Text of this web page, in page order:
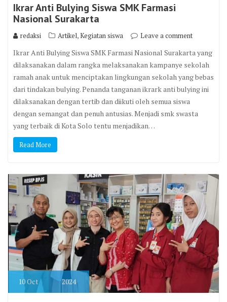
Ikrar Anti Bulying Siswa SMK Farmasi
Nasional Surakarta
redaksi Artikel,Kegiatan siswa Leave a comment
Ikrar Anti Bulying Siswa SMK Farmasi Nasional Surakarta yang
dilaksanakan dalam rangka melaksanakan kampanye sekolah
ramah anak untuk menciptakan lingkungan sekolah yang bebas
dari tindakan bulying. Penanda tanganan ikrark anti bulying ini
dilaksanakan dengan tertib dan diikuti oleh semua siswa
dengan semangat dan penuh antusias. Menjadi smk swasta
yang terbaik di Kota Solo tentu menjadikan…
Read More
10Oct 2024